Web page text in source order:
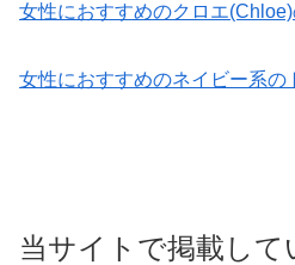
女性におすすめのクロエ
女性におすすめのネイビー系の
当サイトで掲載して